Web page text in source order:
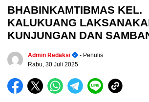
BHABINKAMTIBMAS KEL.
KALUKUANG
KUNJUNGAN DAN
Admin Redaksi
- Penulis
Rabu, 30 Juli 2025